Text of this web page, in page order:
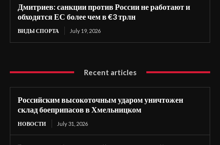
Дмитриев: санкции против России не работают и
обходятся ЕС более чем в €3 трлн
ВИДЫ СПОРТА July 19, 2026
Recent articles
Российским высокоточным ударом уничтожен
склад боеприпасов в Хмельницком
НОВОСТИ July 31, 2026